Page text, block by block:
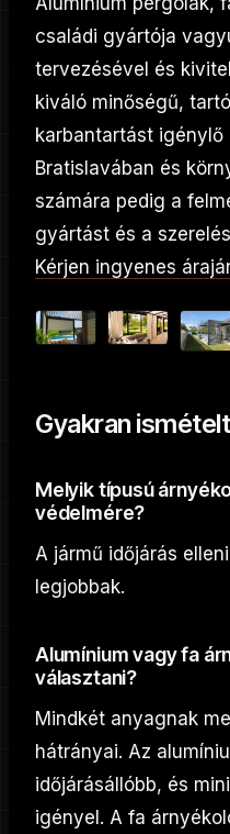
családi gyártója
tervezésével és
kiváló minőségű,
karbantartást igénylő
Bratislavában és
számára pedig a
gyártást és a
Kérjen ingyenes
Gyakran
Melyik típusú
védelmére?
A jármű időjárás
legjobbak.
Alumínium vagy fa
választani?
Mindkét anyagnak
hátrányai. Az
időjárásállóbb, és
igényel. A fa